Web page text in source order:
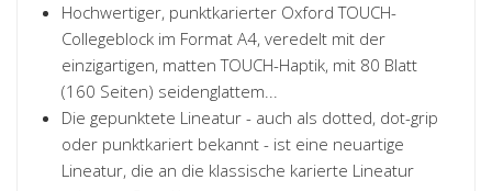
Hochwertiger, punktkarierter Oxford TOUCH-
Collegeblock im Format A4, veredelt mit der
einzigartigen, matten TOUCH-Haptik, mit 80 Blatt
(160 Seiten) seidenglattem...
Die gepunktete Lineatur - auch als dotted, dot-grip
oder punktkariert bekannt - ist eine neuartige
Lineatur, die an die klassische karierte Lineatur